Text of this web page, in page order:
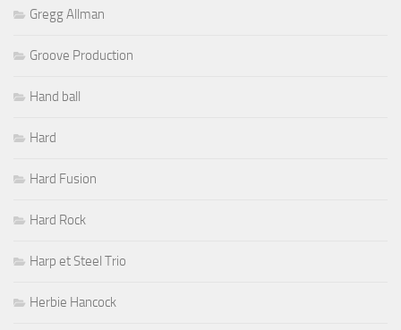
Gregg Allman
Groove Production
Hand ball
Hard
Hard Fusion
Hard Rock
Harp et Steel Trio
Herbie Hancock